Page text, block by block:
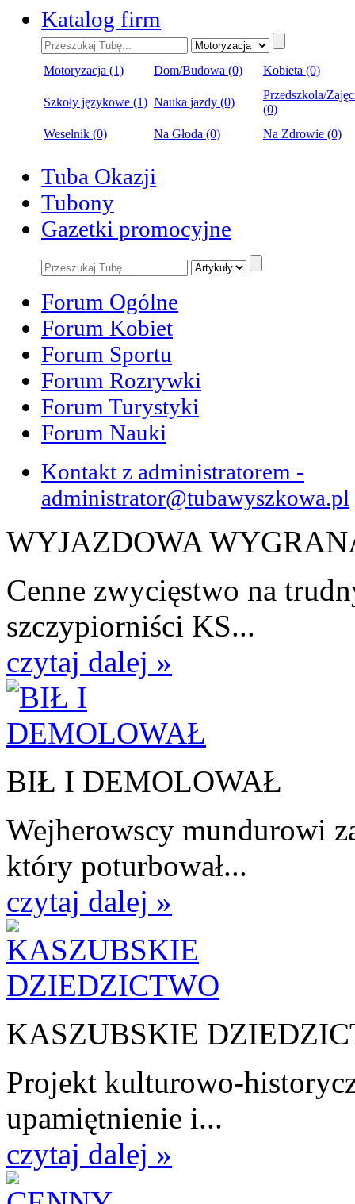
Katalog firm
Motoryzacja (1) Dom/Budowa (0) Kobieta (0)
Szkoły językowe (1) Nauka jazdy (0)
Przedszkola/
(0)
Weselnik (0)
Na Głoda (0) Na Zdrowie (0)
Tuba Okazji
Tubony
Gazetki promocyjne
Forum Ogólne
Forum Kobiet
Forum Sportu
Forum Rozrywki
Forum Turystyki
Forum Nauki
Kontakt z administratorem -
administrator@tubawyszkowa.pl
WYJAZDOWA
Cenne zwycięstwo na
szczypiorniści KS...
czytaj dalej »
BIŁ I DEMOLOWAŁ
Wejherowscy mundurowi
który poturbował...
czytaj dalej »
KASZUBSKIE
Projekt kulturowo-
upamiętnienie i...
czytaj dalej »